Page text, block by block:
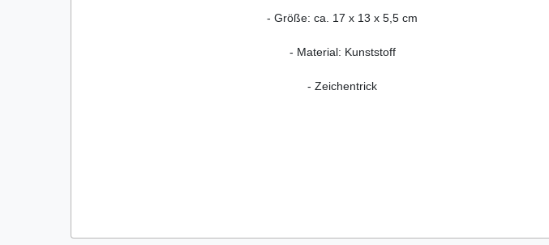
- Größe: ca. 17 x 13 x 5,5 cm
- Material: Kunststoff
- Zeichentrick